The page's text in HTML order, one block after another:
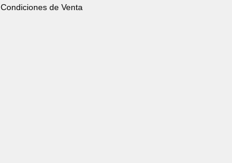
Condiciones de Venta